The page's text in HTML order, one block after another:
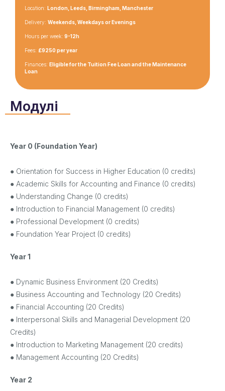
Location:London, Leeds, Birmingham, Manchester
Delivery:Weekends, Weekdays or Evenings
Hours per week: 9-12h
Fees: £9250 per year
Finances:Eligible for the Tuition Fee Loan and the Maintenance
Loan
Модулі
Year 0 (Foundation Year)
● Orientation for Success in Higher Education (0 credits)
● Academic Skills for Accounting and Finance (0 credits)
● Understanding Change (0 credits)
● Introduction to Financial Management (0 credits)
● Professional Development (0 credits)
● Foundation Year Project (0 credits)
Year 1
● Dynamic Business Environment (20 Credits)
● Business Accounting and Technology (20 Credits)
● Financial Accounting (20 Credits)
● Interpersonal Skills and Managerial Development (20
Credits)
● Introduction to Marketing Management (20 credits)
● Management Accounting (20 Credits)
Year 2